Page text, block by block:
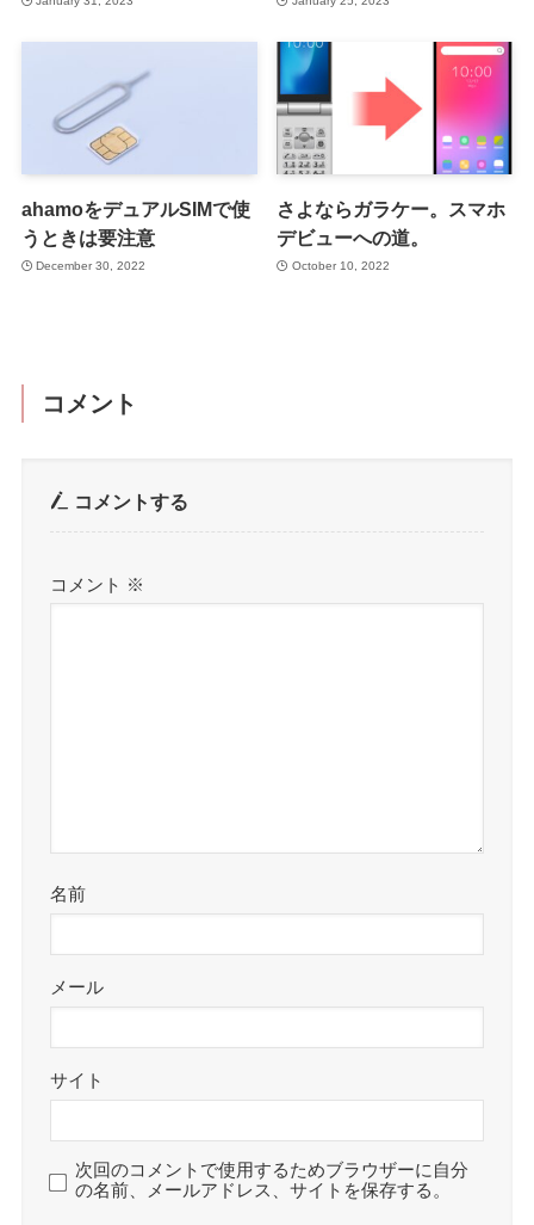
ahamoをデュアルSIMで使
うときは要注意
December 30, 2022
さよならガラケー。スマホ
デビューへの道。
October 10, 2022
コメント
コメントする
コメント ※
名前
メール
サイト
次回のコメントで使用するためブラウザーに自分
の名前、メールアドレス、サイトを保存する。